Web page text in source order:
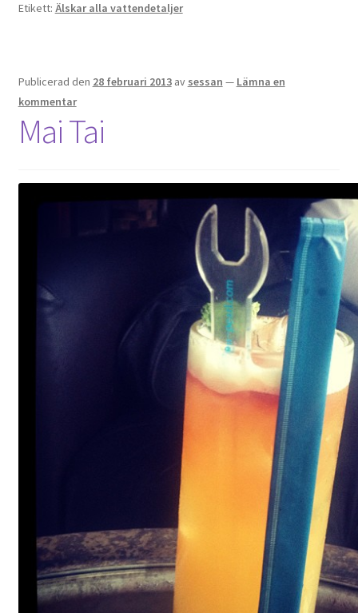
Om
Webbutik
Etikett: Älskar alla vattendetaljer
Publicerad den 28 februari 2013 av sessan — Lämna en
kommentar
Mai Tai